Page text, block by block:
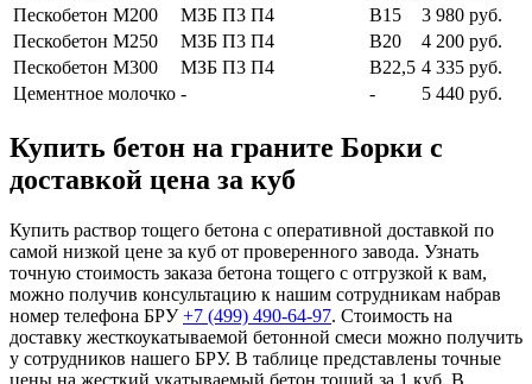
Пескобетон М200
МЗБ П3 П4 В15
3 980 руб.
Пескобетон М250
МЗБ П3 П4 В20
4 200 руб.
Пескобетон М300
МЗБ П3 П4 В22,5 4 335 руб.
Цементное молочко - - 5 440 руб.
Купить бетон на граните Борки с
доставкой цена за куб
Купить раствор тощего бетона с оперативной доставкой по
самой низкой цене за куб от проверенного завода. Узнать
точную стоимость заказа бетона тощего с отгрузкой к вам,
можно получив консультацию к нашим сотрудникам набрав
номер телефона БРУ+7 (499) 490-64-97. Стоимость на
доставку жесткоукатываемой бетонной смеси можно получить
у сотрудников нашего БРУ. В таблице представлены точные
цены на жесткий укатываемый бетон тощий за 1 куб. В